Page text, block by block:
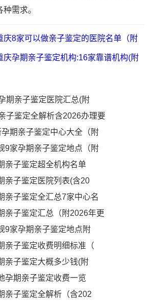
需求。
庆8家可以做亲子鉴定的医院名单（附
庆孕期亲子鉴定机构:16家靠谱机构(附
期亲子鉴定医院汇总(附
子鉴定全解析含2026办理要
期亲子鉴定中心大全（附
9家孕期亲子鉴定地点（附
亲子鉴定超全机构名单
亲子鉴定医院列表(含20
亲子鉴定全汇总7家中心名
亲子鉴定汇总（附2026年更
9家孕期亲子鉴定地点附
亲子鉴定收费明细标准（
亲子鉴定大概多少钱(附
孕期亲子鉴定收费一览
亲子鉴定全解析（含202